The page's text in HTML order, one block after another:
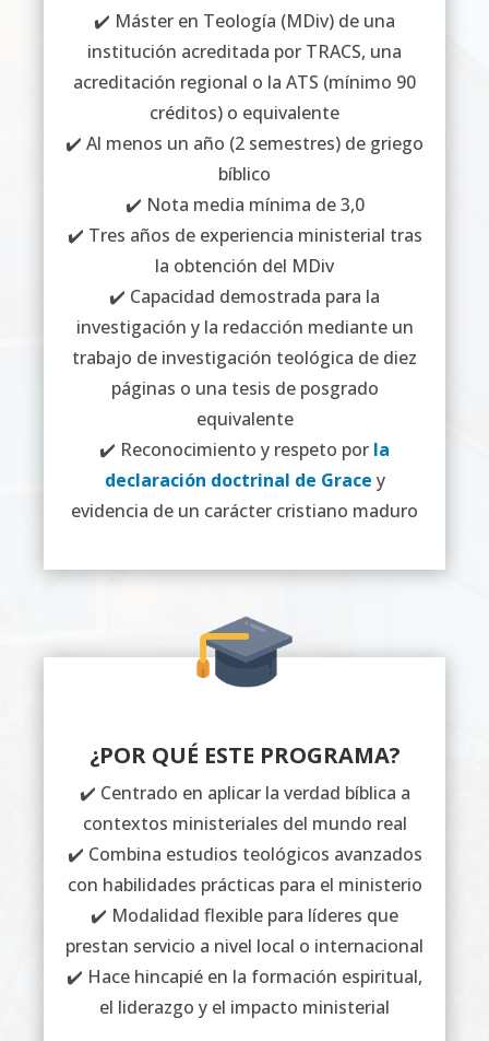
✔️ Máster en Teología (MDiv) de una
institución acreditada por TRACS, una
acreditación regional o la ATS (mínimo 90
créditos) o equivalente
✔️ Al menos un año (2 semestres) de griego
bíblico
✔️ Nota media mínima de 3,0
✔️ Tres años de experiencia ministerial tras
la obtención del MDiv
✔️ Capacidad demostrada para la
investigación y la redacción mediante un
trabajo de investigación teológica de diez
páginas o una tesis de posgrado
equivalente
✔️ Reconocimiento y respeto por la
declaración doctrinal de Grace y
evidencia de un carácter cristiano maduro
¿POR QUÉ ESTE PROGRAMA?
✔️ Centrado en aplicar la verdad bíblica a
contextos ministeriales del mundo real
✔️ Combina estudios teológicos avanzados
con habilidades prácticas para el ministerio
✔️ Modalidad flexible para líderes que
prestan servicio a nivel local o internacional
✔️ Hace hincapié en la formación espiritual,
el liderazgo y el impacto ministerial